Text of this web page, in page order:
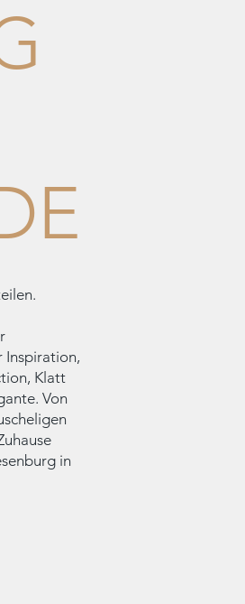
Inspiration,
Klatt
Von
in